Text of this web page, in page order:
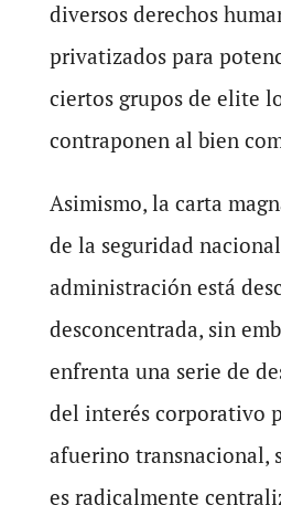
diversos derechos
privatizados para
ciertos grupos de elite
contraponen al bien
Asimismo, la carta
de la seguridad
administración está
desconcentrada, sin
enfrenta una serie de
del interés corporativo
afuerino transnacional,
es radicalmente